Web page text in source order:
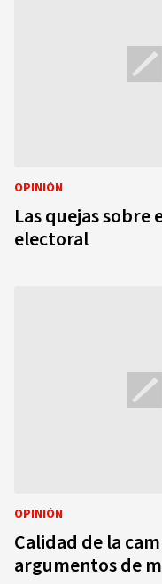
OPINIÓN
Las quejas
electoral
OPINIÓN
Calidad de la
argumentos de